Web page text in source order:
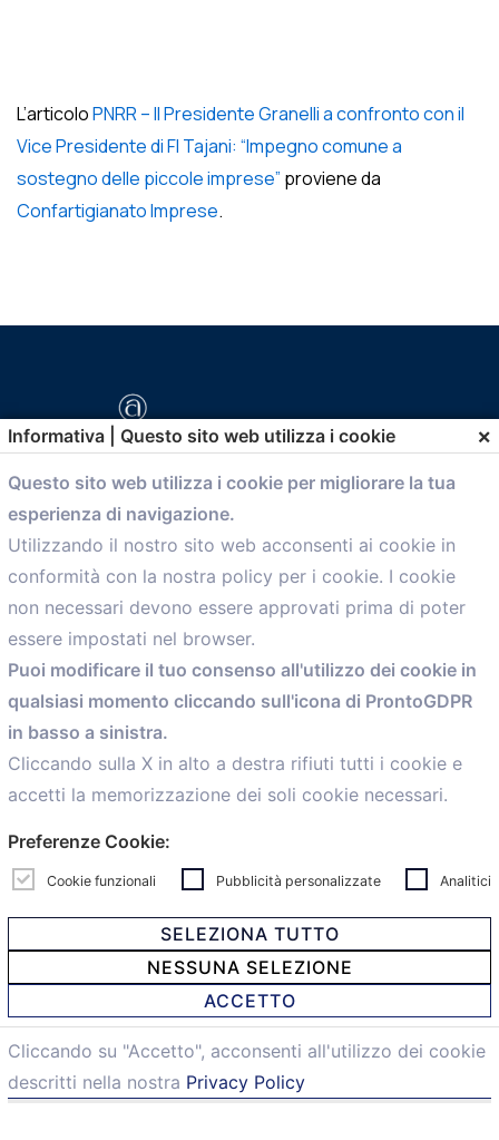
L’articoloPNRR – Il Presidente Granelli a confronto con il
Vice Presidente di FI Tajani: “Impegno comune a
sostegno delle piccole imprese” proviene da
Confartigianato Imprese.
comunicazione@confartigianato.bo.it
Menù
Home
Servizi
Convenzioni
Voce delle Nostre aziende
Informazioni Ex L. 124/2017
News
personalCaf
© 2021 Confartigianato Imprese Mandamento Bologna -
Via Papini, 18 - 40128 Bologna - Italy
Privacy e Cookie
Informativa | Questo sito web utilizza i cookie ×
Questo sito web utilizza i cookie per migliorare la tua
esperienza di navigazione.
Utilizzando il nostro sito web acconsenti ai cookie in
conformità con la nostra policy per i cookie. I cookie
non necessari devono essere approvati prima di poter
essere impostati nel browser.
Puoi modificare il tuo consenso all'utilizzo dei cookie in
qualsiasi momento cliccando sull'icona di ProntoGDPR
in basso a sinistra.
Cliccando sulla X in alto a destra rifiuti tutti i cookie e
accetti la memorizzazione dei soli cookie necessari.
Preferenze Cookie:
Cookie funzionali Pubblicità personalizzate Analitici
SELEZIONA TUTTO
NESSUNA SELEZIONE
ACCETTO
Cliccando su "Accetto", acconsenti all'utilizzo dei cookie
descritti nella nostra Privacy Policy